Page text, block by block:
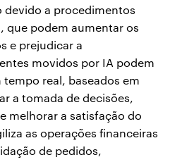
devido a procedimentos
que podem aumentar os
e prejudicar a
movidos por IA podem
real, baseados em
a tomada de decisões,
melhorar a satisfação do
as operações financeiras
de pedidos,